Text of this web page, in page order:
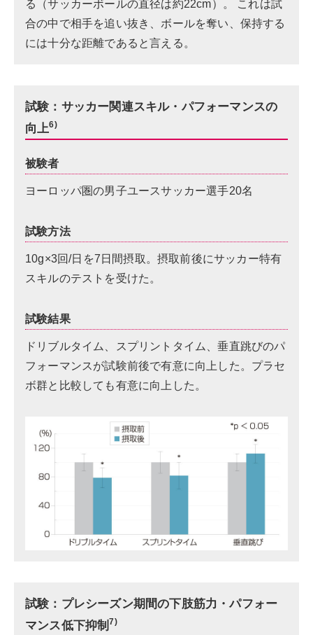
る（サッカーボールの直径は約22cm）。 これは試
合の中で相手を追い抜き、ボールを奪い、保持する
には十分な距離であると言える。
試験：サッカー関連スキル・パフォーマンスの
向上6)
被験者
ヨーロッパ圏の男子ユースサッカー選手20名
試験方法
10g×3回/日を7日間摂取。摂取前後にサッカー特有
スキルのテストを受けた。
試験結果
ドリブルタイム、スプリントタイム、垂直跳びのパ
フォーマンスが試験前後で有意に向上した。プラセ
ボ群と比較しても有意に向上した。
試験：プレシーズン期間の下肢筋力・パフォー
マンス低下抑制 7)